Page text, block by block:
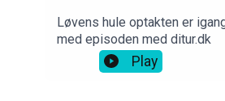
Løvens hule optakten er
med episoden med ditur.dk
Play